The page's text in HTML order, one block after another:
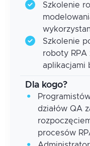
Szkolenie
Szkolenie
roboty RPA
aplikacjami
Dla kogo?
działów QA
procesów